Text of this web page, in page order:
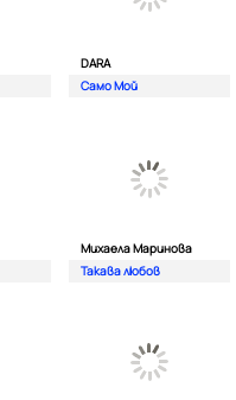
DARA
Само Мой
Михаела Маринова
Такава любов